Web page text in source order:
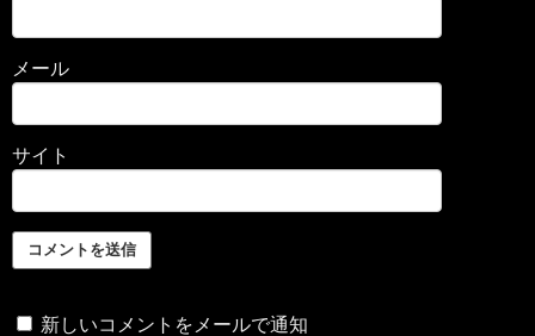
メール
サイト
新しいコメントをメールで通知